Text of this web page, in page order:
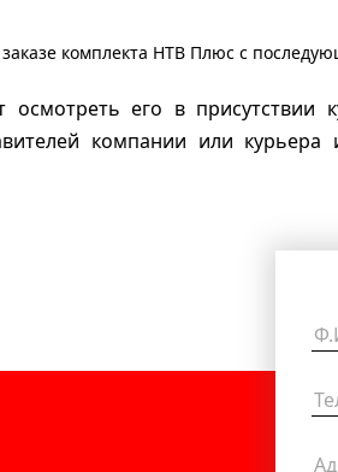
комплекта НТВ Плюс с
осмотреть его в
компании или